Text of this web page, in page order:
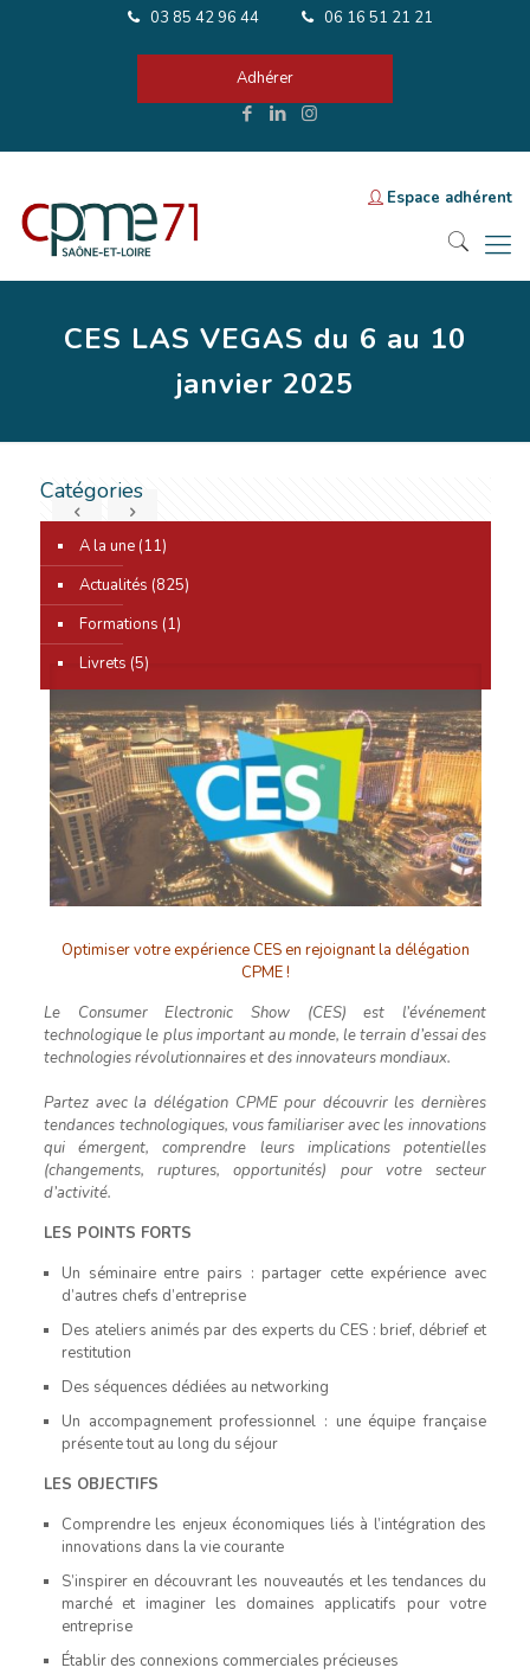
03 85 42 96 44 06 16 51 21 21
Adhérer
Espace adhérent
CES LAS VEGAS du 6 au 10
janvier 2025
0
Optimiser votre expérience CES en rejoignant la délégation
CPME !
Le Consumer Electronic Show (CES) est l’événement
technologique le plus important au monde, le terrain d’essai des
technologies révolutionnaireset des innovateurs mondiaux.
Partez avec la délégation CPME pour découvrir les dernières
tendances technologiques, vous familiariser avec les innovations
qui émergent, comprendre leurs implications potentielles
(changements, ruptures, opportunités) pour votre secteur
d’activité.
LES POINTS FORTS
Un séminaire entre pairs : partager cette expérience avec
d’autres chefs d’entreprise
Des ateliers animés par des experts du CES : brief, débrief et
restitution
Des séquences dédiées au networking
Un accompagnement professionnel : une équipe française
présente tout au long du séjour
LES OBJECTIFS
Comprendre les enjeux économiques liés à l’intégration des
innovations dans la vie courante
S’inspirer en découvrant les nouveautés et les tendances du
marché et imaginer les domaines applicatifs pour votre
entreprise
Établir des connexions commerciales précieuses
Catégories
A la une(11)
Actualités (825)
Formations (1)
Livrets (5)